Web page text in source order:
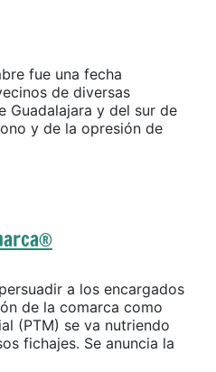
fue una fecha
de diversas
Guadalajara y del sur de
y de la opresión de
a los encargados
de la comarca como
(PTM) se va nutriendo
fichajes. Se anuncia la